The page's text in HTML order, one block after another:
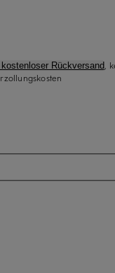
Rückversand,